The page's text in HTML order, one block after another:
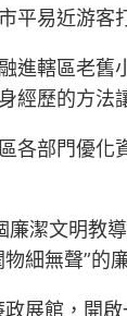
平易近游客
進轄區老
經歷的方法
各部門優化
潔文明教
物細無聲”的
展館，開